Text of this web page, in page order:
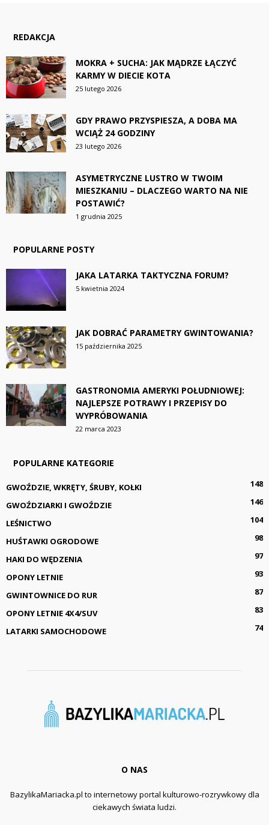
REDAKCJA
MOKRA + SUCHA: JAK MĄDRZE ŁĄCZYĆ
KARMY W DIECIE KOTA
25 lutego 2026
GDY PRAWO PRZYSPIESZA, A DOBA MA
WCIĄŻ 24 GODZINY
23 lutego 2026
ASYMETRYCZNE LUSTRO W TWOIM
MIESZKANIU – DLACZEGO WARTO NA NIE
POSTAWIĆ?
1 grudnia 2025
POPULARNE POSTY
JAKA LATARKA TAKTYCZNA FORUM?
5 kwietnia 2024
JAK DOBRAĆ PARAMETRY GWINTOWANIA?
15 października 2025
GASTRONOMIA AMERYKI POŁUDNIOWEJ:
NAJLEPSZE POTRAWY I PRZEPISY DO
WYPRÓBOWANIA
22 marca 2023
POPULARNE KATEGORIE
GWOŹDZIE, WKRĘTY, ŚRUBY, KOŁKI
148
GWOŹDZIARKI I GWOŹDZIE
146
LEŚNICTWO
104
HUŚTAWKI OGRODOWE
98
HAKI DO WĘDZENIA
97
OPONY LETNIE
93
GWINTOWNICE DO RUR
87
OPONY LETNIE 4X4/SUV
83
LATARKI SAMOCHODOWE
74
O NAS
BazylikaMariacka.pl to internetowy portal kulturowo-rozrywkowy dla
ciekawych świata ludzi.